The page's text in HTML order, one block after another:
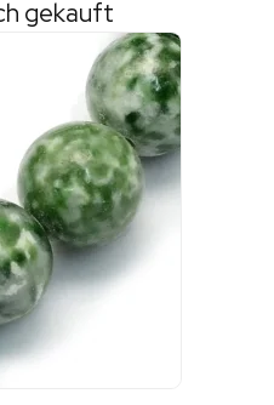
gekauft